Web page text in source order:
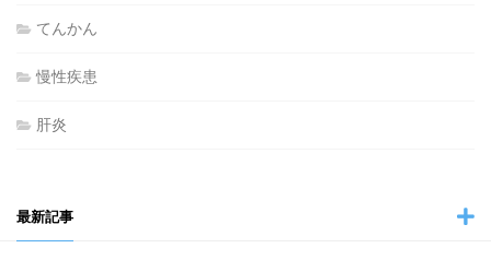
てんかん
慢性疾患
肝炎
最新記事